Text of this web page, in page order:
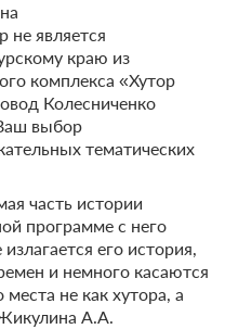
не является
краю из
комплекса «Хутор
Колесниченко
выбор
тематических
часть истории
программе с него
его история,
и немного касаются
не как хутора, а
А.А.